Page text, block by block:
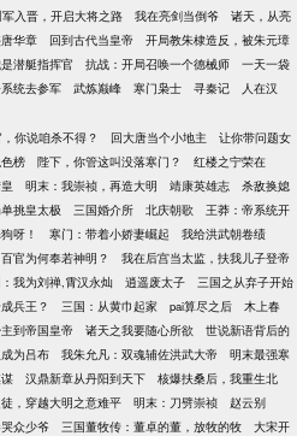
入晋，开启大将之路 我在亮剑当倒爷
诸天，从亮
华章 回到古代当皇帝
开局教朱棣造反，被朱元璋
潜艇指挥官 抗战：开局召唤一个德械师
一天一袋
统去参军 武炼巅峰 寒门枭士 寻秦记
人在汉
你说咱杀不得？ 回大唐当个小地主
让你带问题女
榜 陛下，你管这叫没落寒门？
红楼之宁荣在
明末：我崇祯，再造大明 靖康英雄志
杀敌换媳
挑皇太极 三国婚介所 北庆朝歌
王莽：帝系统开
呀！ 寒门：带着小娇妻崛起
我给洪武朝卷绩
官为何奉若神明？
我在后宫当太监，扶我儿子登帝
我为刘禅,霄汉永灿 逍遥废太子
三国之从弃子开始
兵王？ 三国：从黄巾起家 pai算尽之后
木上春
到帝国皇帝 诸天之我要随心所欲
世说新语背后的
为吕布 我朱允凡：双魂辅佐洪武大帝
明末最强寒
汉鼎新章从丹阳到天下
核爆扶桑后，我重生北
，穿越大明之意难平 明末：刀劈崇祯
赵云别
众少爷 三国董牧传：董卓的董，放牧的牧 大宋开